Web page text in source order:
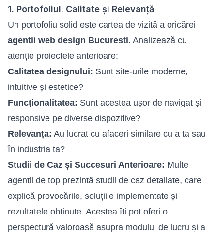
1. Portofoliul: Calitate și Relevanță
Un portofoliu solid este cartea de vizită a oricărei
agentii web design Bucuresti. Analizează cu
atenție proiectele anterioare:
Calitatea designului: Sunt site-urile moderne,
intuitive și estetice?
Funcționalitatea: Sunt acestea ușor de navigat și
responsive pe diverse dispozitive?
Relevanța: Au lucrat cu afaceri similare cu a ta sau
în industria ta?
Studii de Caz și Succesuri Anterioare: Multe
agenții de top prezintă studii de caz detaliate, care
explică provocările, soluțiile implementate și
rezultatele obținute. Acestea îți pot oferi o
perspectură valoroasă asupra modului de lucru și a